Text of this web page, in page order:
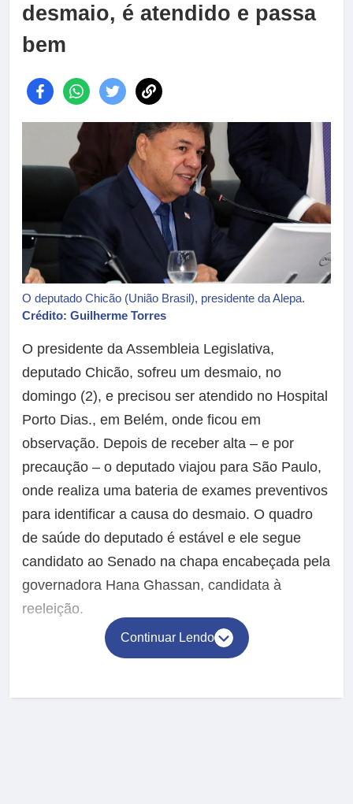
desmaio, é atendido e passa
bem
O deputado Chicão (União Brasil), presidente da Alepa.
Crédito: Guilherme Torres
O presidente da Assembleia Legislativa,
deputado Chicão, sofreu um desmaio, no
domingo (2), e precisou ser atendido no Hospital
Porto Dias., em Belém, onde ficou em
observação. Depois de receber alta – e por
precaução – o deputado viajou para São Paulo,
onde realiza uma bateria de exames preventivos
para identificar a causa do desmaio. O quadro
de saúde do deputado é estável e ele segue
candidato ao Senado na chapa encabeçada pela
governadora Hana Ghassan, candidata à
reeleição.
Continuar Lendo